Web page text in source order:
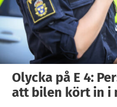
Olycka på E 4:
att bilen kört in i